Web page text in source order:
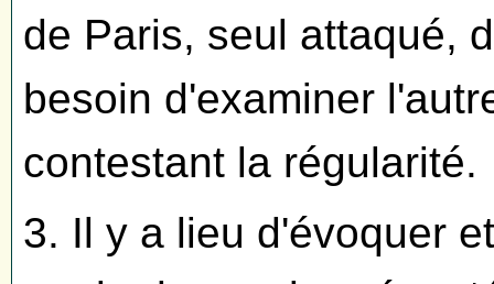
de Paris, seul attaqué,
besoin d'examiner
contestant la régularité.
3. Il y a lieu d'évoquer